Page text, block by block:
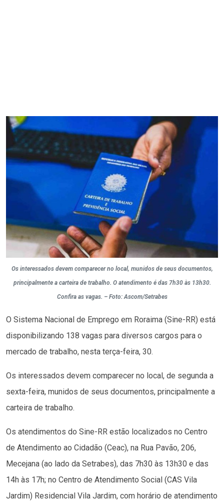
Os interessados devem comparecer no local, munidos de seus documentos,
principalmente a carteira de trabalho. O atendimento é das 7h30 às 13h30.
Confira as vagas. – Foto: Ascom/Setrabes
O Sistema Nacional de Emprego em Roraima (Sine-RR) está
disponibilizando 138 vagas para diversos cargos para o
mercado de trabalho, nesta terça-feira, 30.
Os interessados devem comparecer no local, de segunda a
sexta-feira, munidos de seus documentos, principalmente a
carteira de trabalho.
Os atendimentos do Sine-RR estão localizados no Centro
de Atendimento ao Cidadão (Ceac), na Rua Pavão, 206,
Mecejana (ao lado da Setrabes), das 7h30 às 13h30 e das
14h às 17h; no Centro de Atendimento Social (CAS Vila
Jardim) Residencial Vila Jardim, com horário de atendimento